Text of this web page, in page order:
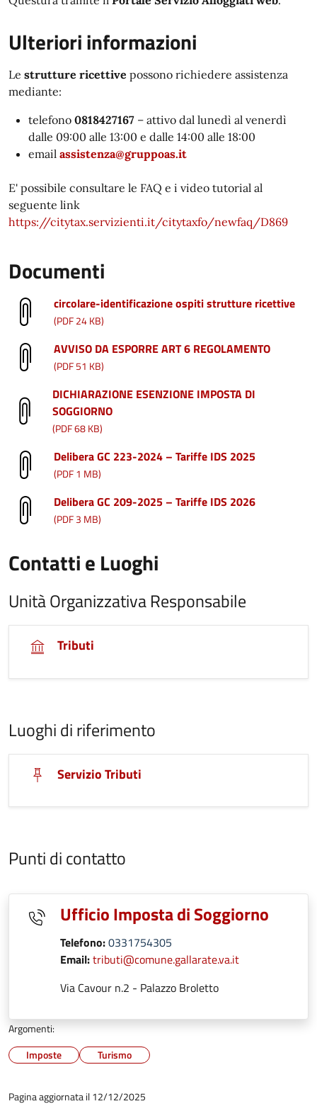
Ulteriori informazioni
Le strutture ricettive possono richiedere assistenza
mediante:
telefono 0818427167 – attivo dal lunedì al venerdì
dalle 09:00 alle 13:00 e dalle 14:00 alle 18:00
email assistenza@gruppoas.it
E' possibile consultare le FAQ e i video tutorial al
seguente link
https://citytax.servizienti.it/citytaxfo/newfaq/D869
Documenti
circolare-identificazione ospiti strutture ricettive
(PDF 24 KB)
AVVISO DA ESPORRE ART 6 REGOLAMENTO
(PDF 51 KB)
DICHIARAZIONE ESENZIONE IMPOSTA DI
SOGGIORNO
(PDF 68 KB)
Delibera GC 223-2024 – Tariffe IDS 2025
(PDF 1 MB)
Delibera GC 209-2025 – Tariffe IDS 2026
(PDF 3 MB)
Contatti e Luoghi
Unità Organizzativa Responsabile
Tributi
Luoghi di riferimento
Servizio Tributi
Punti di contatto
Ufficio Imposta di Soggiorno
Telefono:0331754305
Email:tributi@comune.gallarate.va.it
Via Cavour n.2 - Palazzo Broletto
Argomenti:
Imposte
Turismo
Pagina aggiornata il 12/12/2025